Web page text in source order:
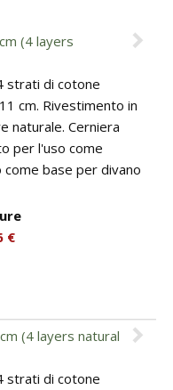
(4 layers
strati di cotone
cm. Rivestimento in
naturale. Cerniera
per l'uso come
base per divano
€
(4 layers natural
strati di cotone